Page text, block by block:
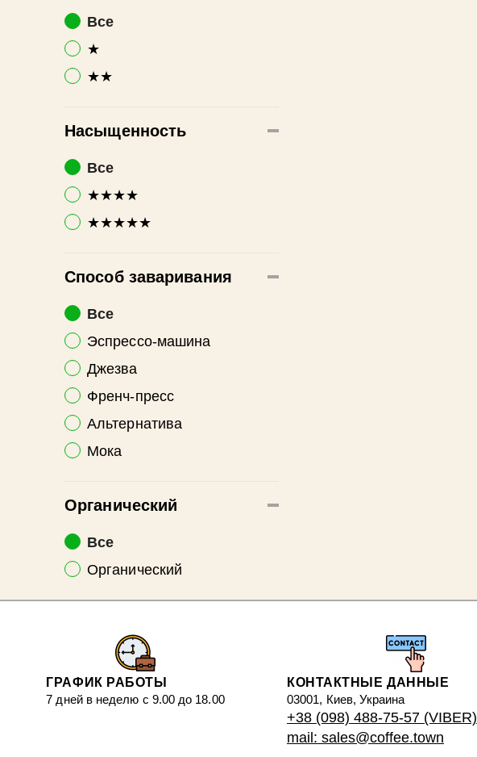
Все
★
★★
Насыщенность
Все
★★★★
★★★★★
Способ заваривания
Все
Эспрессо-машина
Джезва
Френч-пресс
Альтернатива
Мока
Органический
Все
Органический
ГРАФИК РАБОТЫ
7 дней в неделю с 9.00 до 18.00
КОНТАКТНЫЕ ДАННЫЕ
03001, Киев, Украина
+38 (098) 488-75-57 (VIBER)
mail: sales@coffee.town